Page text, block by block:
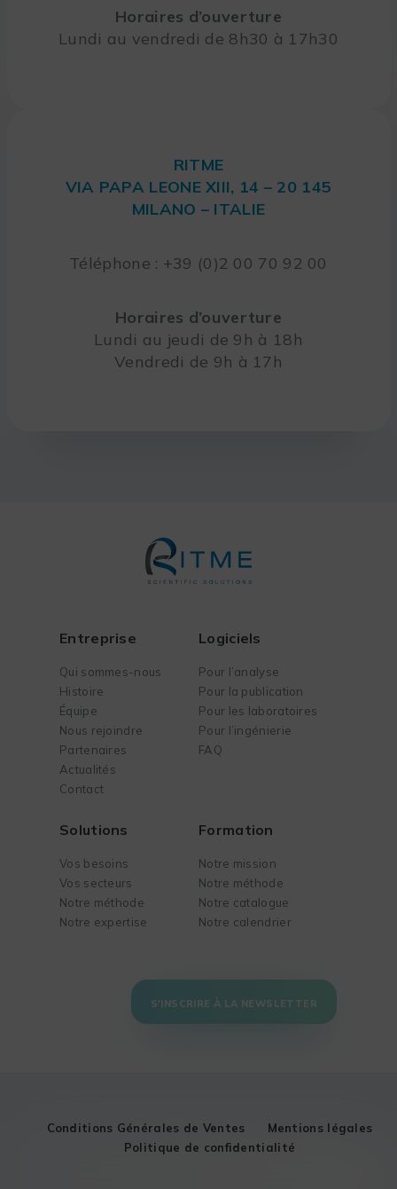
Horaires d’ouverture
Lundi au vendredi de 8h30 à 17h30
RITME
VIA PAPA LEONE XIII, 14 – 20 145
MILANO – ITALIE
Téléphone : +39 (0)2 00 70 92 00
Horaires d’ouverture
Lundi au jeudi de 9h à 18h
Vendredi de 9h à 17h
Entreprise
Qui sommes-nous
Histoire
Équipe
Nous rejoindre
Partenaires
Actualités
Contact
Logiciels
Pour l’analyse
Pour la publication
Pour les laboratoires
Pour l’ingénierie
FAQ
Solutions
Vos besoins
Vos secteurs
Notre méthode
Notre expertise
Formation
Notre mission
Notre méthode
Notre catalogue
Notre calendrier
S'INSCRIRE À LA NEWSLETTER
Conditions Générales de Ventes
Mentions légales
Politique de confidentialité